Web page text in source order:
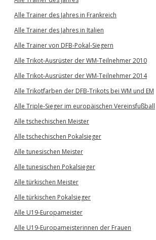
Alle Trainer des Jahres in Frankreich
Alle Trainer des Jahres in Italien
Alle Trainer von DFB-Pokal-Siegern
Alle Trikot-Ausrüster der WM-Teilnehmer 2010
Alle Trikot-Ausrüster der WM-Teilnehmer 2014
Alle Trikotfarben der DFB-Trikots bei WM und EM
Alle Triple-Sieger im europäischen Vereinsfußball
Alle tschechischen Meister
Alle tschechischen Pokalsieger
Alle tunesischen Meister
Alle tunesischen Pokalsieger
Alle türkischen Meister
Alle türkischen Pokalsieger
Alle U19-Europameister
Alle U19-Europameisterinnen der Frauen